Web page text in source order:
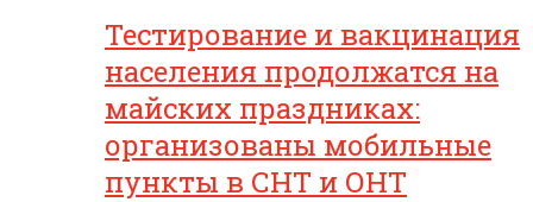
Тестирование и вакцинация
населения продолжатся на
майских праздниках:
организованы мобильные
пункты в СНТ и ОНТ